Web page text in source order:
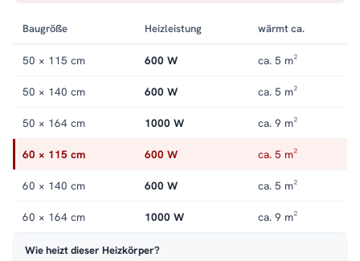
Baugröße Heizleistung wärmt ca.
50 × 115 cm 600 W ca. 5 m²
50 × 140 cm 600 W ca. 5 m²
50 × 164 cm 1000 W ca. 9 m²
60 × 115 cm 600 W ca. 5 m²
60 × 140 cm 600 W ca. 5 m²
60 × 164 cm 1000 W ca. 9 m²
Wie heizt dieser Heizkörper?